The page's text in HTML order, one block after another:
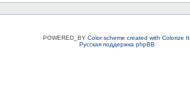
POWERED_BY Color scheme created with Colorize It.
Русская поддержка phpBB